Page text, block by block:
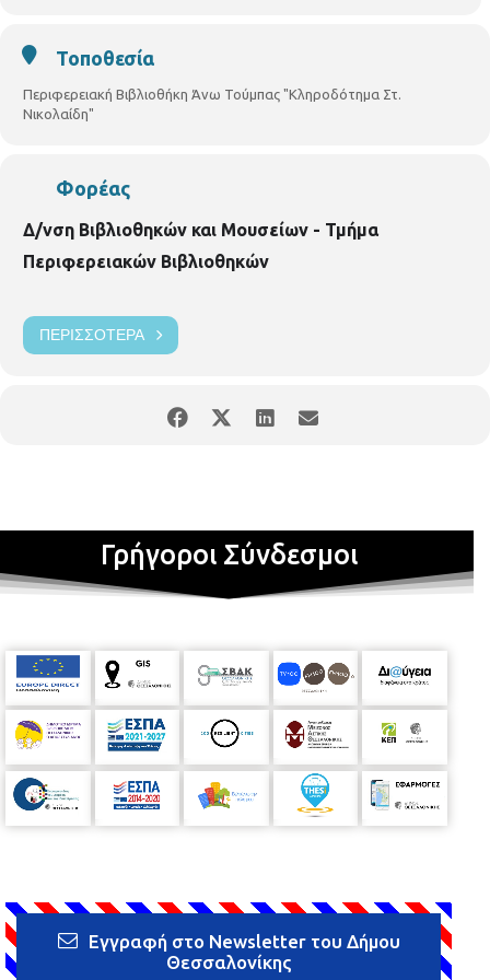
Τοποθεσία
Περιφερειακή Βιβλιοθήκη Άνω Τούμπας "Κληροδότημα Στ.
Νικολαίδη"
Φορέας
Δ/νση Βιβλιοθηκών και Μουσείων - Τμήμα
Περιφερειακών Βιβλιοθηκών
ΠΕΡΙΣΣΌΤΕΡΑ
Γρήγοροι Σύνδεσμοι
Εγγραφή στο Newsletter του Δήμου
Θεσσαλονίκης